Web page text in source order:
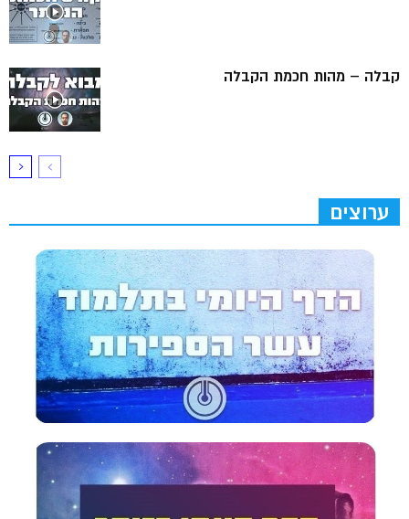
קבלה – מהות חכמת הקבלה
ערוצים